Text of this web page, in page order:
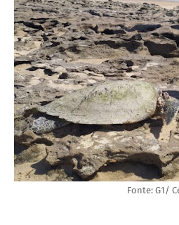
Fonte: G1/